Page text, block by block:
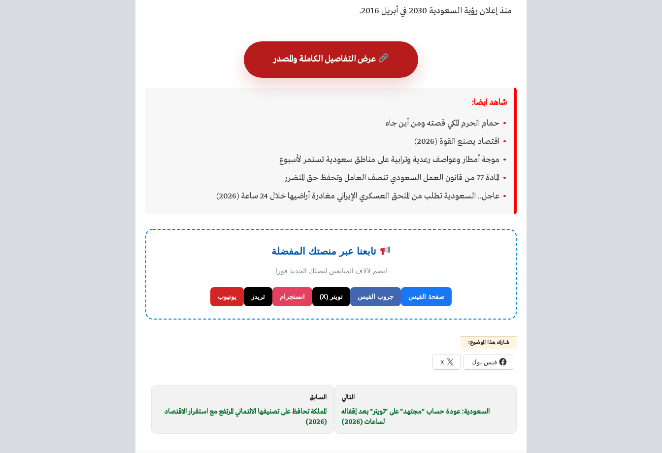
منذ إعلان رؤية السعودية 2030 في أبريل 2016.
عرض التفاصيل الكاملة والمصدر
شاهد ايضا:
حمام الحرم المكي قصته ومن أين جاء
اقتصاد يصنع القوة (2026)
موجة أمطار وعواصف رعدية وترابية على مناطق سعودية تستمر لأسبوع
المادة 77 من قانون العمل السعودي تنصف العامل وتحفظ حق المتضرر
عاجل.. السعودية تطلب من الملحق العسكري الإيراني مغادرة أراضيها خلال 24 ساعة (2026)
تابعنا عبر منصتك المفضلة
انضم لالاف المتابعين ليصلك الجديد فورا
صفحة الفيس جروب الفيس تويتر (X) انستجرام ثريدز يوتيوب
شارك هذا الموضوع:
فيس بوك X
التالي
السعودية: عودة حساب "مجتهد" على "تويتر" بعد إقفاله
لساعات (2026)
السابق
المملكة تحافظ على تصنيفها الائتماني المرتفع مع استقرار الاقتصاد
(2026)